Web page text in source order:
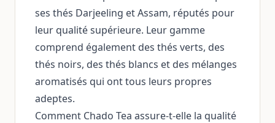
ses thés Darjeeling et Assam, réputés pour
leur qualité supérieure. Leur gamme
comprend également des thés verts, des
thés noirs, des thés blancs et des mélanges
aromatisés qui ont tous leurs propres
adeptes.
Comment Chado Tea assure-t-elle la qualité